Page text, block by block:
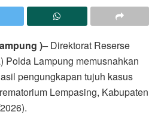
)–Direktorat Reserse
Polda Lampung memusnahkan
pengungkapan tujuh kasus
Lempasing, Kabupaten